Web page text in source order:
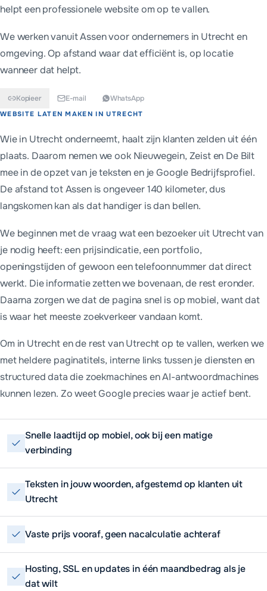
helpt een professionele website om op te vallen.
We werken vanuit Assen voor ondernemers in Utrechten
omgeving. Op afstand waar dat efficiënt is, op locatie
wanneer dat helpt.
Kopieer E-mail WhatsApp
Kort antwoord
WEBSITE LATEN MAKEN INUTRECHT
Wie in Utrecht onderneemt, haalt zijn klanten zelden uit één
plaats. Daarom nemen we ook Nieuwegein, Zeist en De Bilt
mee in de opzet van je teksten en je Google Bedrijfsprofiel.
De afstand tot Assen is ongeveer 140 kilometer, dus
langskomen kan als dat handiger is dan bellen.
We beginnen met de vraag wat een bezoeker uit Utrecht van
je nodig heeft: een prijsindicatie, een portfolio,
openingstijden of gewoon een telefoonnummer dat direct
werkt. Die informatie zetten we bovenaan, de rest eronder.
Daarna zorgen we dat de pagina snel is op mobiel, want dat
is waar het meeste zoekverkeer vandaan komt.
Om in Utrecht en de rest van Utrecht op te vallen, werken we
met heldere paginatitels, interne links tussen je diensten en
structured data die zoekmachines en AI-antwoordmachines
kunnen lezen. Zo weet Google precies waar je actief bent.
Snelle laadtijd op mobiel, ook bij een matige
verbinding
Teksten in jouw woorden, afgestemd op klanten uit
Utrecht
Vaste prijs vooraf, geen nacalculatie achteraf
Hosting, SSL en updates in één maandbedrag als je
dat wilt